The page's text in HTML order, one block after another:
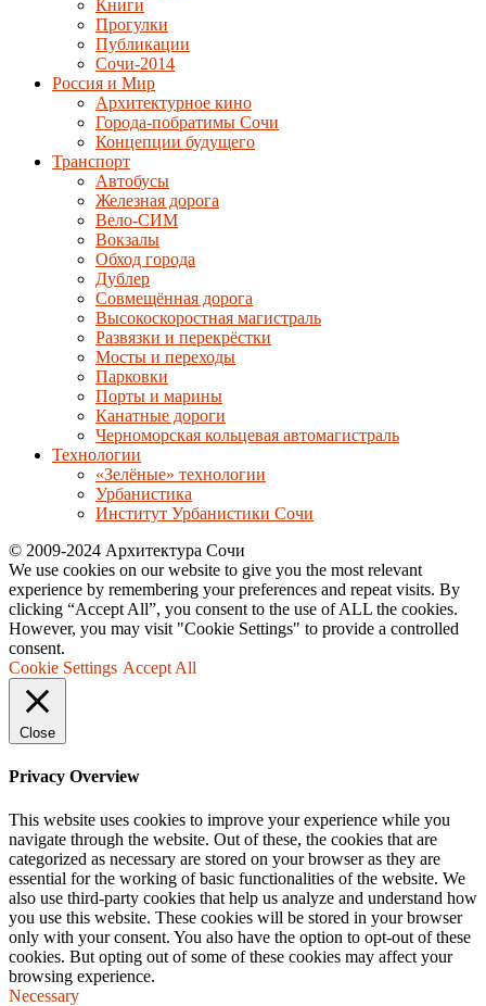
Книги
Прогулки
Публикации
Сочи-2014
Россия и Мир
Архитектурное кино
Города-побратимы Сочи
Концепции будущего
Транспорт
Автобусы
Железная дорога
Вело-СИМ
Вокзалы
Обход города
Дублер
Совмещённая дорога
Высокоскоростная магистраль
Развязки и перекрёстки
Мосты и переходы
Парковки
Порты и марины
Канатные дороги
Черноморская кольцевая автомагистраль
Технологии
«Зелёные» технологии
Урбанистика
Институт Урбанистики Сочи
© 2009-2024 Архитектура Сочи
We use cookies on our website to give you the most relevant
experience by remembering your preferences and repeat visits. By
clicking “Accept All”, you consent to the use of ALL the cookies.
However, you may visit "Cookie Settings" to provide a controlled
consent.
Cookie Settings Accept All
Close
Privacy Overview
This website uses cookies to improve your experience while you
navigate through the website. Out of these, the cookies that are
categorized as necessary are stored on your browser as they are
essential for the working of basic functionalities of the website. We
also use third-party cookies that help us analyze and understand how
you use this website. These cookies will be stored in your browser
only with your consent. You also have the option to opt-out of these
cookies. But opting out of some of these cookies may affect your
browsing experience.
Necessary